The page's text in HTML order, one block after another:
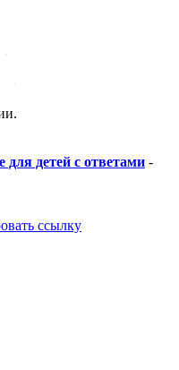
для детей с ответами -
ссылку